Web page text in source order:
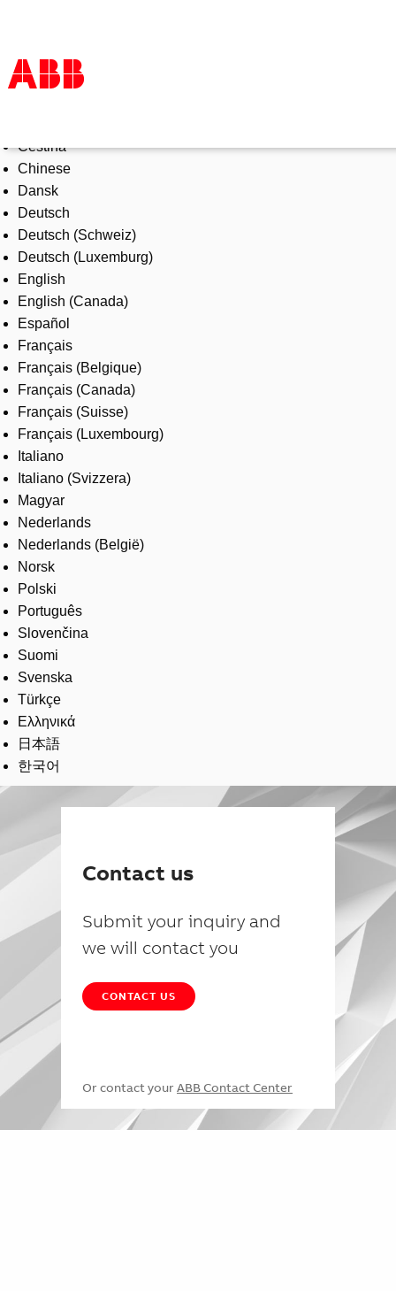
Products & Solutions
Industries
Services
About us
Where to buy
Contact us
Careers
Čeština
Chinese
Dansk
Deutsch
Deutsch (Schweiz)
Deutsch (Luxemburg)
English
English (Canada)
Español
Français
Français (Belgique)
Français (Canada)
Français (Suisse)
Français (Luxembourg)
Italiano
Italiano (Svizzera)
Magyar
Nederlands
Nederlands (België)
Norsk
Polski
Português
Slovenčina
Suomi
Svenska
Türkçe
Ελληνικά
日本語
한국어
Contact us
Submit your inquiry and
we will contact you
CONTACT US
Or contact your ABB Contact Center